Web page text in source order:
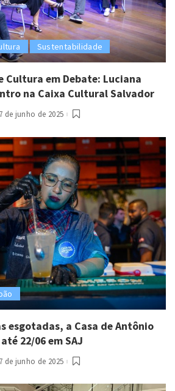
Sustentabilidade
em Debate: Luciana
na Caixa Cultural Salvador
de junho de 2025
esgotadas, a Casa de Antônio
22/06 em SAJ
de junho de 2025